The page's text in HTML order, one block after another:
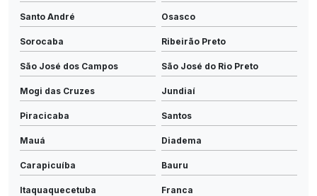
Santo André Osasco
Sorocaba Ribeirão Preto
São José dos Campos São José do Rio Preto
Mogi das Cruzes Jundiaí
Piracicaba Santos
Mauá Diadema
Carapicuíba Bauru
Itaquaquecetuba Franca